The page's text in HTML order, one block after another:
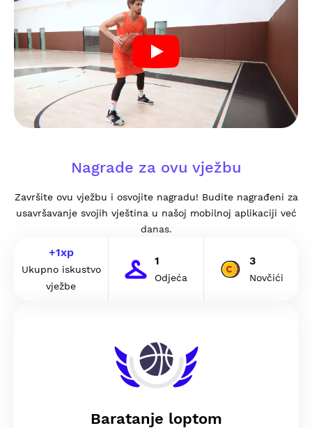
Nagrade za ovu vježbu
Završite ovu vježbu i osvojite nagradu! Budite nagrađeni za
usavršavanje svojih vještina u našoj mobilnoj aplikaciji već
danas.
+1xp
Ukupno iskustvo
vježbe
1
Odjeća
3
Novčići
Baratanje loptom